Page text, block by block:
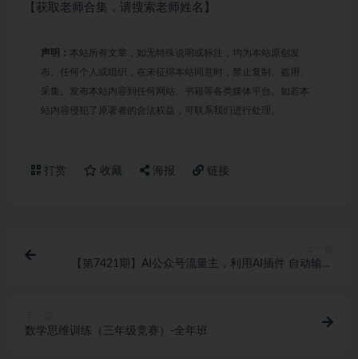
【获取老师合集，请搜索老师姓名】
声明： 本站所有文章，如无特殊说明或标注，均为本站原创发
布。任何个人或组织，在未征得本站同意时，禁止复制、盗用、
采集、发布本站内容到任何网站、书籍等各类媒体平台。如若本
站内容侵犯了原著者的合法权益，可联系我们进行处理。
打赏 收藏 海报 链接
【第7421期】AI公众号流量主，利用AI插件 自动输出
数学思维训练（三年级竞赛）-全年班